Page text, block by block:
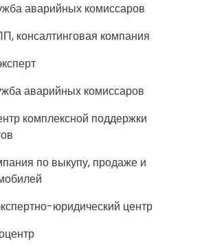
аварийных комиссаров
консалтинговая компания
аварийных комиссаров
комплексной поддержки
по выкупу, продаже и
юридический центр